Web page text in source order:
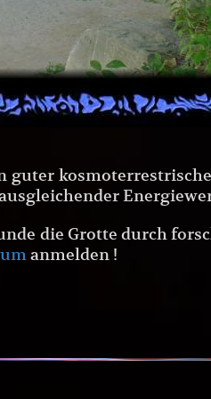
guter
die Grotte durch
anmelden !